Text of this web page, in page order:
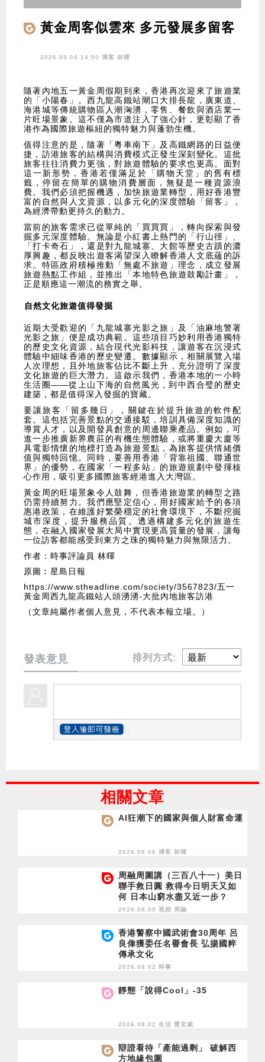
黃金周客似雲來 多元發展多留客
2026.05.04 14:50 博客 林暉
隨著內地五一黃金周假期到來，香港再次迎來了旅遊業
的「小陽春」。西九龍高鐵站閘口大排長龍，廣東道、
海港城等傳統購物區人潮洶湧，零售、餐飲與酒店業一
片旺場景象。這不僅為市道注入了強心針，更彰顯了香
港作為國際旅遊樞紐的獨特魅力與蓬勃生機。
值得注意的是，隨著「粵車南下」及高鐵網路的日益便
捷，訪港旅客的結構與消費模式正發生深刻變化。這批
旅客往往消費力更強，對旅遊體驗的要求也更高。面對
這一新形勢，香港若僅滿足於「購物天堂」的舊有標
籤，停留在簡單的購物消費層面，無疑是一種資源浪
費。我們必須把握機遇，加快旅遊業轉型，用好香港豐
富的自然與人文資源，以多元化的深度體驗「留客」，
為經濟帶動更持久的動力。
當前的旅客需求已從單純的「買買買」，轉向探索與發
掘多元深度體驗。無論是小紅書上熱門的「行山徑」、
「打卡奇石」，還是對九龍城寨、大館等歷史古蹟的濃
厚興趣，都反映出遊客渴望深入瞭解香港人文底蘊的訴
求。特區政府積極推動「無處不旅遊」理念，成立發展
旅遊熱點工作組，並推出「本地特色旅遊鼓勵計畫」，
正是順應這一潮流的務實之舉。
自然文化旅遊值得發掘
近期大受歡迎的「九龍城寨光影之旅」及「油麻地警署
光影之旅」便是成功典範。這些項目巧妙利用香港獨特
的歷史文化資源，結合現代光影科技，讓遊客在沉浸式
體驗中細味香港的歷史變遷。數據顯示，相關展覽入場
人次理想，且外地旅客佔比不斷上升，充分證明了深度
文化旅遊的巨大潛力。這啟示我們，香港本地的一小時
生活圈——從上山下海的自然風光，到中西合璧的歷史
建築，都是值得深入發掘的寶藏。
要讓旅客「留多幾日」，關鍵在於提升旅遊的軟件配
套。這包括完善景點的交通接駁，培訓具備深度知識的
導賞人才，以及開發具創意的周邊聯乘產品。例如，可
進一步推廣新界農莊的有機生態體驗，或將重慶大廈等
具電影情懷的地標打造為旅遊景點，為旅客提供情緒價
值與獨特回憶。同時，要善用香港「背靠祖國、聯通世
界」的優勢，在國家「一程多站」的旅遊規劃中發揮核
心作用，吸引更多國際旅客經港進入大灣區。
黃金周的旺場景象令人鼓舞，但香港旅遊業的轉型之路
仍需持續努力。我們應堅定信心，用好國家給予的各項
惠港政策，在維護好繁榮穩定的社會環境下，不斷挖掘
城市深度，提升服務品質。透過構建多元化的旅遊生
態，在融入國家發展大局中實現更高質量的發展，讓每
一位訪客都能感受到東方之珠的獨特魅力與無限活力。
作者：時事評論員 林暉
原圖︰星島日報
https://www.stheadline.com/society/3567823/五一
黃金周西九龍高鐵站人頭湧湧-大批內地旅客訪港
（文章純屬作者個人意見，不代表本報立場。）
發表意見 排列方式:
相關文章
AI狂潮下的國家與個人財富命運
2026.08.06 博客 林暉
周融周圍講（三百八十一）美日
聯手救日圓 救得今日明天又如
何 日本山窮水盡又近一步？
2026.08.05 視頻 周融
香港警察中國武術會30周年 呂
良偉獲委任名譽會長 弘揚國粹
傳承文化
2026.08.02 時事
靜態「說得Cool」-35
2026.08.02 生活 曹宏威
辯證看待「產能過剩」 破解西
方地緣包圍